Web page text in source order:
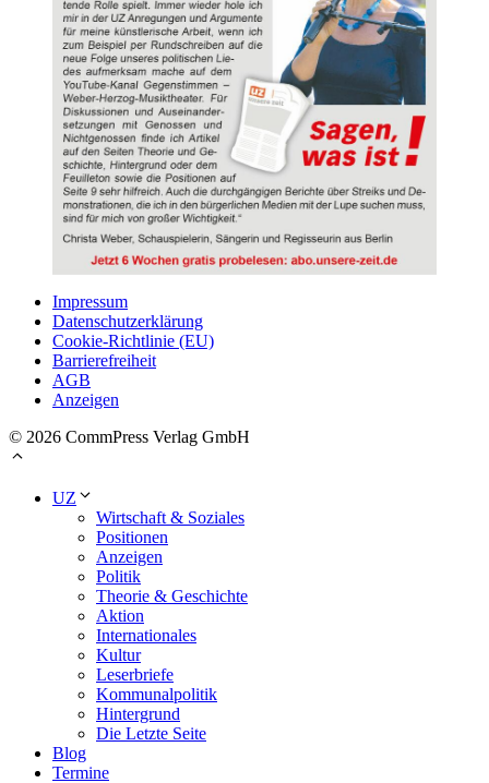
Impressum
Datenschutzerklärung
Cookie-Richtlinie (EU)
Barrierefreiheit
AGB
Anzeigen
© 2026 CommPress Verlag GmbH
UZ
Wirtschaft & Soziales
Positionen
Anzeigen
Politik
Theorie & Geschichte
Aktion
Internationales
Kultur
Leserbriefe
Kommunalpolitik
Hintergrund
Die Letzte Seite
Blog
Termine